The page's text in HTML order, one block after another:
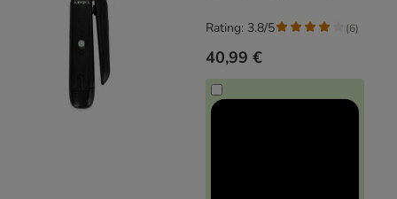
40,99 €
Rating: 3.8/5 (6)